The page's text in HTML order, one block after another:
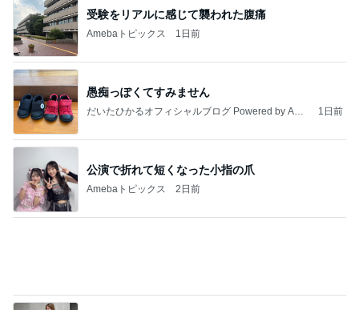
受験をリアルに感じて襲われた腹痛
Amebaトピックス 1日前
愚痴っぽくてすみません
だいたひかるオフィシャルブログ Powered by Ame
1日前
公演で折れて短くなった小指の爪
Amebaトピックス 2日前